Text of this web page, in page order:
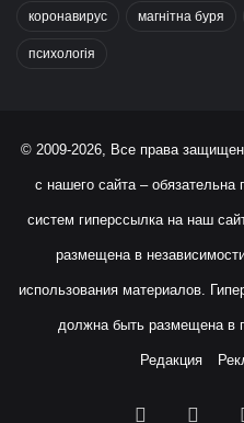
коронавирус магнітна буря
психологія
© 2009-2026, Все права
с нашего сайта –
систем гиперссылка на наш
размещена в
использования материалов.
должна быть размещена в
Редакция
Facebook